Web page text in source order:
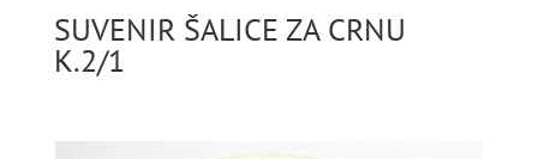
SUVENIR ŠALICE ZA CRNU
K.2/1